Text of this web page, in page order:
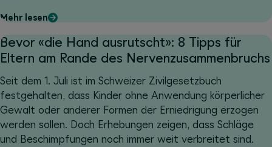
Mehr lesen
Bevor «die Hand ausrutscht»: 8 Tipps für
Eltern am Rande des Nervenzusammenbruchs
Seit dem 1. Juli ist im Schweizer Zivilgesetzbuch
festgehalten, dass Kinder ohne Anwendung körperlicher
Gewalt oder anderer Formen der Erniedrigung erzogen
werden sollen. Doch Erhebungen zeigen, dass Schläge
und Beschimpfungen noch immer weit verbreitet sind.